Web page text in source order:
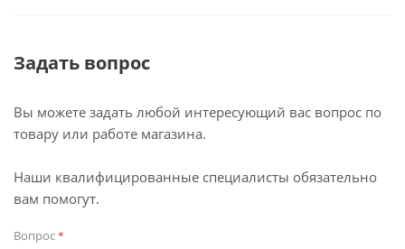
Задать вопрос
Вы можете задать любой интересующий вас вопрос по
товару или работе магазина.
Наши квалифицированные специалисты обязательно
вам помогут.
Вопрос*